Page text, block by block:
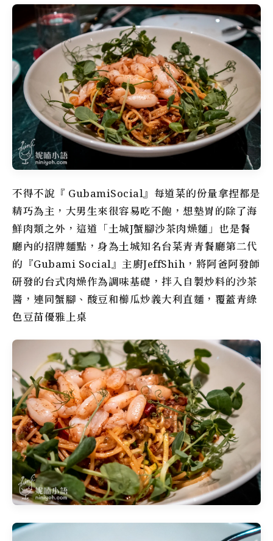
不得不說『 GubamiSocial』每道菜的份量拿捏都是
精巧為主，大男生來很容易吃不飽，想墊胃的除了海
鮮肉類之外，這道「土城J蟹腳沙茶肉燥麵」也是餐
廳內的招牌麵點，身為土城知名台菜青青餐廳第二代
的『Gubami Social』主廚JeffShih，將阿爸阿發師
研發的台式肉燥作為調味基礎，拌入自製炒料的沙茶
醬，連同蟹腳、酸豆和櫛瓜炒義大利直麵，覆蓋青綠
色豆苗優雅上桌